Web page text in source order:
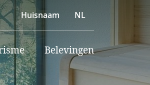
Huisnaam NL
Belevingen